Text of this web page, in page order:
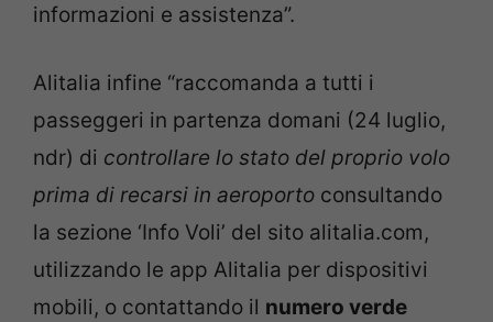
informazioni e assistenza”.
Alitalia infine “raccomanda a tutti i
passeggeri in partenza domani (24 luglio,
ndr) di controllare lo stato del proprio volo
prima di recarsi in aeroporto consultando
la sezione ‘Info Voli’ del sito alitalia.com,
utilizzando le app Alitalia per dispositivi
mobili, o contattando il numero verde